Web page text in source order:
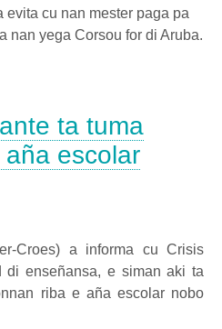
evita cu nan mester paga pa
nan yega Corsou for di Aruba.
ta tuma
escolar
Croes) a informa cu Crisis
di enseñansa, e siman aki ta
riba e aña escolar nobo